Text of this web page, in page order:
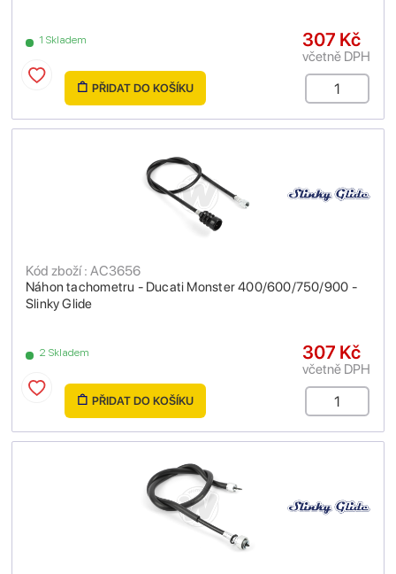
1 Skladem 307 Kč
včetně DPH
PŘIDAT DO KOŠÍKU
Náhon tachometru - Ducati Monster 400/600/750/900 -
Slinky Glide
Kód zboží : AC3656
2 Skladem 307 Kč
včetně DPH
PŘIDAT DO KOŠÍKU